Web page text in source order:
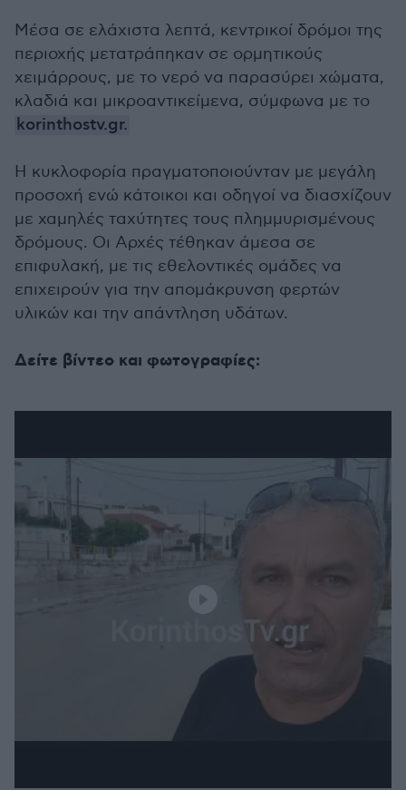
Μέσα σε ελάχιστα λεπτά, κεντρικοί δρόμοι της
περιοχής μετατράπηκαν σε ορμητικούς
χειμάρρους, με το νερό να παρασύρει χώματα,
κλαδιά και μικροαντικείμενα, σύμφωνα με το
korinthostv.gr.
Η κυκλοφορία πραγματοποιούνταν με μεγάλη
προσοχή ενώ κάτοικοι και οδηγοί να διασχίζουν
με χαμηλές ταχύτητες τους πλημμυρισμένους
δρόμους. Οι Αρχές τέθηκαν άμεσα σε
επιφυλακή, με τις εθελοντικές ομάδες να
επιχειρούν για την απομάκρυνση φερτών
υλικών και την απάντληση υδάτων.
Δείτε βίντεο και φωτογραφίες: